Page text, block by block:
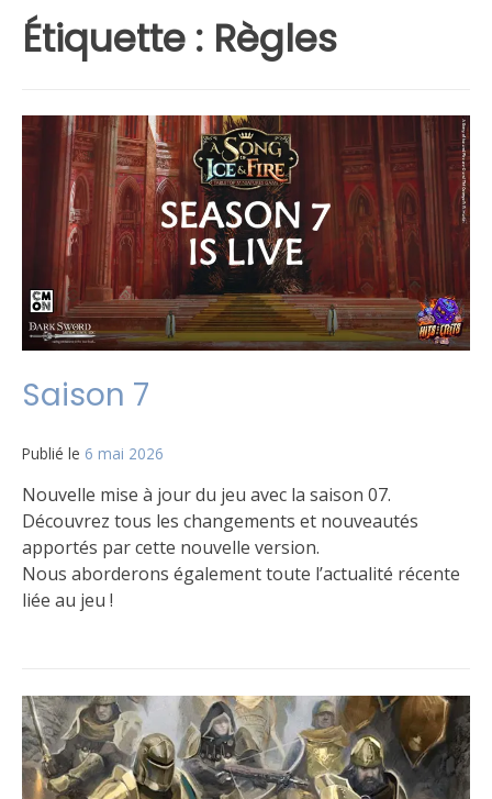
Étiquette : Règles
Saison 7
Publié le 6 mai 2026
Nouvelle mise à jour du jeu avec la saison 07.
Découvrez tous les changements et nouveautés
apportés par cette nouvelle version.
Nous aborderons également toute l’actualité récente
liée au jeu !
Le
jeu
commentaire
sur
Saison
7